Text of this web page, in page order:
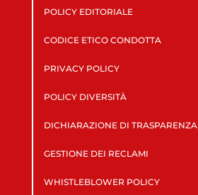
POLICY EDITORIALE
CODICE ETICO CONDOTTA
PRIVACY POLICY
POLICY DIVERSITÀ
DICHIARAZIONE DI TRASPARENZA
GESTIONE DEI RECLAMI
WHISTLEBLOWER POLICY